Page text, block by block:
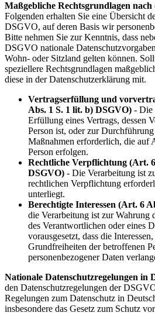
Maßgebliche Rechtsgrundlagen
Folgenden erhalten Sie eine Übersicht
DSGVO, auf deren Basis wir
Bitte nehmen Sie zur Kenntnis, dass
DSGVO nationale
Wohn- oder Sitzland gelten können.
speziellere Rechtsgrundlagen
diese in der Datenschutzerklärung mit.
Vertragserfüllung und
Abs. 1 S. 1 lit. b) DSGVO) - Die
Erfüllung eines Vertrags, dessen
Person ist, oder zur
Maßnahmen erforderlich, die auf
Person erfolgen.
Rechtliche Verpflichtung (Art.
DSGVO) - Die Verarbeitung ist
rechtlichen Verpflichtung
unterliegt.
Berechtigte Interessen (Art. 6
die Verarbeitung ist zur Wahrung
des Verantwortlichen oder eines
vorausgesetzt, dass die
Grundfreiheiten der betroffenen
personenbezogener Daten
Nationale Datenschutzregelungen in
den Datenschutzregelungen der
Regelungen zum Datenschutz in
insbesondere das Gesetz zum Schutz